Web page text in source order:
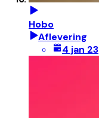
Hobo
Aflevering
4 jan 23